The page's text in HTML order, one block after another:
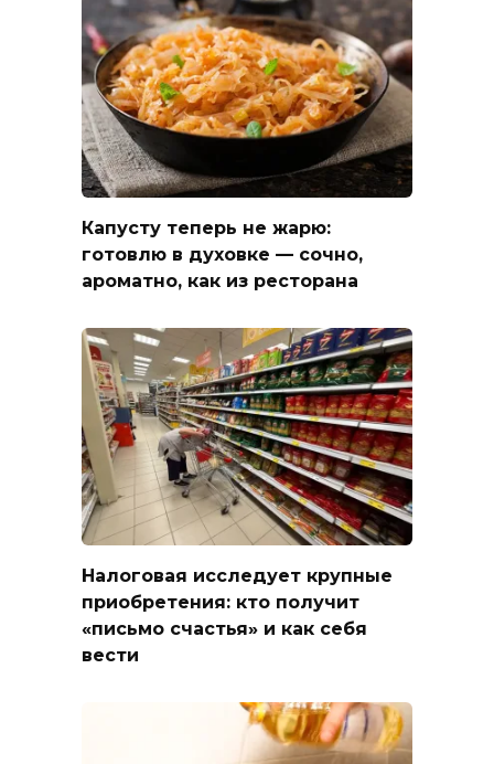
Капусту теперь не жарю:
готовлю в духовке — сочно,
ароматно, как из ресторана
Налоговая исследует крупные
приобретения: кто получит
«письмо счастья» и как себя
вести